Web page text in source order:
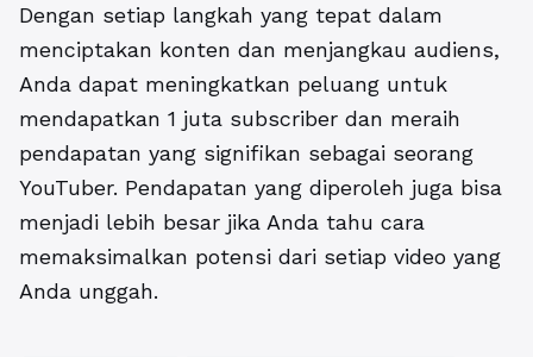
Dengan setiap langkah yang tepat dalam
menciptakan konten dan menjangkau audiens,
Anda dapat meningkatkan peluang untuk
mendapatkan 1 juta subscriber dan meraih
pendapatan yang signifikan sebagai seorang
YouTuber. Pendapatan yang diperoleh juga bisa
menjadi lebih besar jika Anda tahu cara
memaksimalkan potensi dari setiap video yang
Anda unggah.